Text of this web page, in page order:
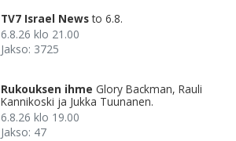
TV7 Israel News to 6.8.
6.8.26 klo 21.00
Jakso: 3725
Rukouksen ihme Glory Backman, Rauli
Kannikoski ja Jukka Tuunanen.
6.8.26 klo 19.00
Jakso: 47